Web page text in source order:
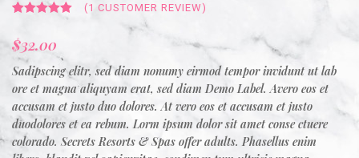
based on
customer
rating
(1 CUSTOMER REVIEW)
$32.00
Sadipscing elitr, sed diam nonumy eirmod tempor invidunt ut lab
ore et magna aliquyam erat, sed diam Demo Label. Avero eos et
accusam et justo duo dolores. At vero eos et accusam et justo
duodolores et ea rebum. Lorm ipsum dolor sit amet conse ctuere
colorado. Secrets Resorts & Spas offer adults. Phasellus enim